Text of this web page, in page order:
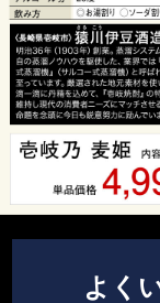
よく